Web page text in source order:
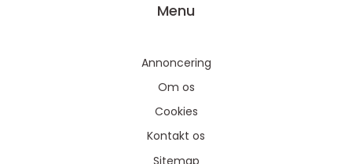
Menu
Annoncering
Om os
Cookies
Kontakt os
Sitemap
På vores website bruges cookies til at huske dine